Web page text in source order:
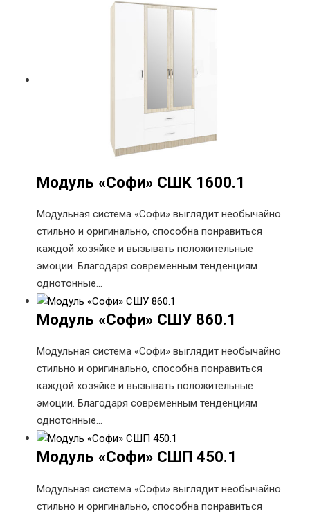
Модуль «Софи» СШК 1600.1
Модульная система «Софи» выглядит необычайно
стильно и оригинально, способна понравиться
каждой хозяйке и вызывать положительные
эмоции. Благодаря современным тенденциям
однотонные…
Модуль «Софи» СШУ 860.1
Модульная система «Софи» выглядит необычайно
стильно и оригинально, способна понравиться
каждой хозяйке и вызывать положительные
эмоции. Благодаря современным тенденциям
однотонные…
Модуль «Софи» СШП 450.1
Модульная система «Софи» выглядит необычайно
стильно и оригинально, способна понравиться